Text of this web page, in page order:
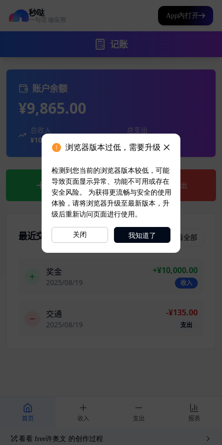
秒哒
一句话 做应用
App内打开
看看 free许奥文 的创作过程
浏览器版本过低，需要升级
检测到您当前的浏览器版本较低，可能
导致页面显示异常、功能不可用或存在
安全风险。 为获得更流畅与安全的使用
体验，请将浏览器升级至最新版本，升
级后重新访问页面进行使用。
关闭 我知道了